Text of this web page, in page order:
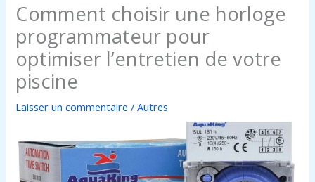
Comment choisir une horloge
programmateur pour
optimiser l’entretien de votre
piscine
Laisser un commentaire /Autres